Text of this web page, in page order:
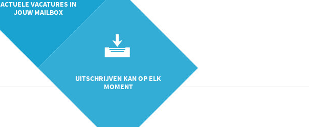
ACTUELE VACATURES IN
JOUW MAILBOX
UITSCHRIJVEN KAN OP ELK
MOMENT